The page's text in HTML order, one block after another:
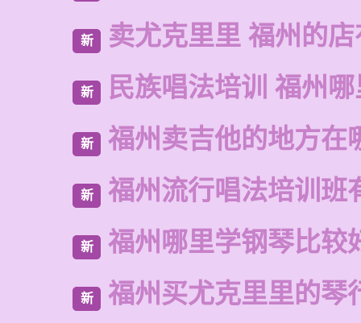
新 卖尤克里里 福州的
新 民族唱法培训 福州
新 福州卖吉他的地方在
新 福州流行唱法培训班
新 福州哪里学钢琴比较
新 福州买尤克里里的琴